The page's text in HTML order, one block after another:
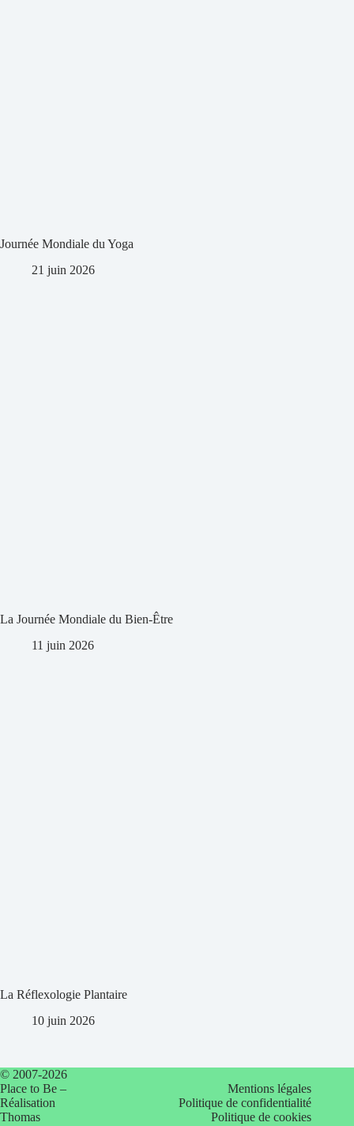
Journée Mondiale du Yoga
21 juin 2026
La Journée Mondiale du Bien-Être
11 juin 2026
La Réflexologie Plantaire
10 juin 2026
© 2007-2026
Place to Be –
Réalisation
Thomas
Mentions légales
Politique de confidentialité
Politique de cookies